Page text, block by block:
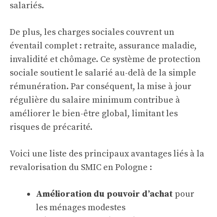
salariés.
De plus, les charges sociales couvrent un
éventail complet : retraite, assurance maladie,
invalidité et chômage. Ce système de protection
sociale soutient le salarié au-delà de la simple
rémunération. Par conséquent, la mise à jour
régulière du salaire minimum contribue à
améliorer le bien-être global, limitant les
risques de précarité.
Voici une liste des principaux avantages liés à la
revalorisation du SMIC en Pologne :
Amélioration du pouvoir d’achat pour
les ménages modestes